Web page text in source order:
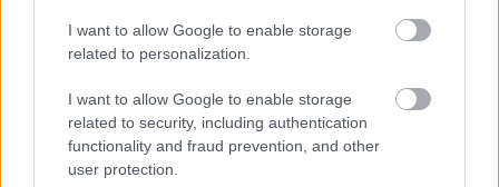
I want to allow Google to enable storage
related to personalization.
I want to allow Google to enable storage
related to security, including authentication
functionality and fraud prevention, and other
user protection.